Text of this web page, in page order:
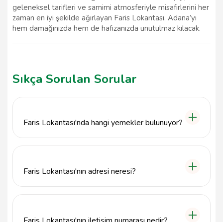
geleneksel tarifleri ve samimi atmosferiyle misafirlerini her
zaman en iyi şekilde ağırlayan Faris Lokantası, Adana’yı
hem damağınızda hem de hafızanızda unutulmaz kılacak.
Sıkça Sorulan Sorular
Faris Lokantası'nda hangi yemekler bulunuyor?
Faris Lokantası'nın adresi neresi?